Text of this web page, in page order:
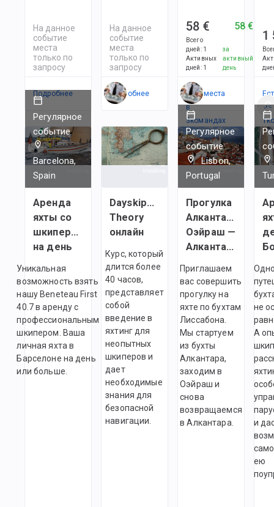
На данное
событие
места
только по
запросу
Подробнее
На данное
событие
места
только по
запросу
Подробнее
58 €
Всего
дней: 1
Активных
дней: 1
58 €
за
активный
день
Есть места
в
3командах
1
1
Регулярное
событие
Barcelona,
Spain
Аренда
яхты со
шкипером
на день
Уникальная
возможность взять
нашу Beneteau First
40.7 в аренду с
профессиональным
шкипером. Ваша
личная яхта в
Барселоне на день
или больше.
Dayskipper
Theory
онлайн
Курс, который
длится более
40 часов,
представляет
собой
введение в
яхтинг для
неопытных
шкиперов и
дает
необходимые
знания для
безопасной
навигации.
Регулярное
событие
Lisbon,
Portugal
Прогулка
Алкантара —
Оэйраш —
Алкантара
Приглашаем
вас совершить
прогулку на
яхте по бухтам
Лиссабона.
Мы стартуем
из бухты
Алкантара,
заходим в
Оэйраш и
снова
возвращаемся
в Алкантара.
не
А
и
ею